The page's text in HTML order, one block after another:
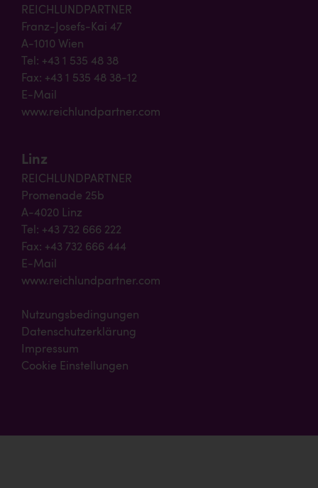
REICHLUNDPARTNER
Franz-Josefs-Kai 47
A-1010 Wien
Tel: +43 1 535 48 38
Fax: +43 1 535 48 38-12
E-Mail
www.reichlundpartner.com
Linz
REICHLUNDPARTNER
Promenade 25b
A-4020 Linz
Tel: +43 732 666 222
Fax: +43 732 666 444
E-Mail
www.reichlundpartner.com
Nutzungsbedingungen
Datenschutzerklärung
Impressum
Cookie Einstellungen